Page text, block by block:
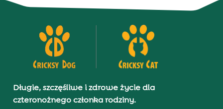
Długie, szczęśliwe i zdrowe życie dla
czteronożnego członka rodziny.